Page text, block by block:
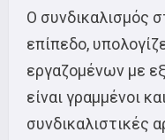
Ο συνδικαλισμός
επίπεδο,
εργαζομένων με
είναι γραμμένοι
συνδικαλιστικές